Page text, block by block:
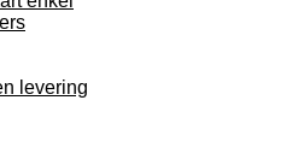
levering